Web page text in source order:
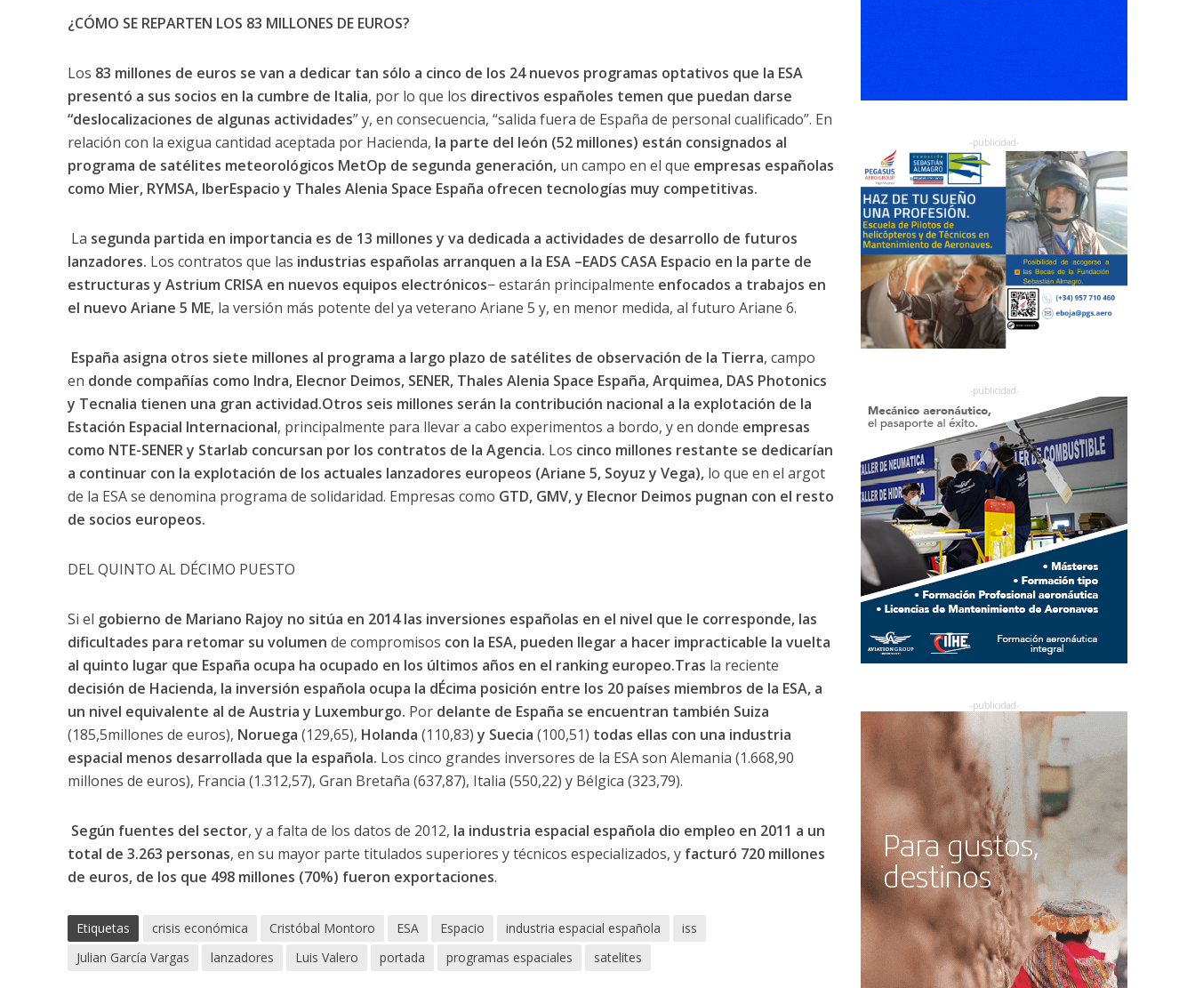
¿CÓMO SE REPARTEN LOS 83 MILLONES DE EUROS?
Los 83 millones de euros se van a dedicar tan sólo a cinco de los 24 nuevos programas optativos que la ESA
presentó a sus socios en la cumbre de Italia, por lo que los directivos españoles temen que puedan darse
“deslocalizaciones de algunas actividades” y, en consecuencia, “salida fuera de España de personal cualificado”. En
relación con la exigua cantidad aceptada por Hacienda, la parte del león (52 millones) están consignados al
programa de satélites meteorológicos MetOp de segunda generación,un campo en el que empresas españolas
como Mier, RYMSA, IberEspacio y Thales Alenia Space España ofrecen tecnologías muy competitivas.
La segunda partida en importancia es de 13 millones y va dedicada a actividades de desarrollo de futuros
lanzadores. Los contratos que las industrias españolas arranquen a la ESA –EADS CASA Espacio en la parte de
estructuras y Astrium CRISA en nuevos equipos electrónicos− estarán principalmente enfocados a trabajos en
el nuevo Ariane 5 ME, la versión más potente del ya veterano Ariane 5 y, en menor medida, al futuro Ariane 6.
España asigna otros siete millones al programa a largo plazo de satélites de observación de la Tierra, campo
en donde compañías como Indra, Elecnor Deimos, SENER, Thales Alenia Space España, Arquimea, DAS Photonics
y Tecnalia tienen una gran actividad.Otros seis millones serán la contribución nacional a la explotación de la
Estación Espacial Internacional, principalmente para llevar a cabo experimentos a bordo, y en donde empresas
como NTE-SENER y Starlab concursan por los contratos de la Agencia. Los cinco millones restante se dedicarían
a continuar con la explotación de los actuales lanzadores europeos (Ariane 5, Soyuz y Vega), lo que en el argot
de la ESA se denomina programa de solidaridad. Empresas como GTD, GMV, y Elecnor Deimos pugnan con el resto
de socios europeos.
DEL QUINTO AL DÉCIMO PUESTO
Si el gobierno de Mariano Rajoy no sitúa en 2014 las inversiones españolas en el nivel que le corresponde, las
dificultades para retomar su volumen de compromisos con la ESA, pueden llegar a hacer impracticable la vuelta
al quinto lugar que España ocupa ha ocupado en los últimos años en el ranking europeo.Tras la reciente
decisión de Hacienda, la inversión española ocupa la dÉcima posición entre los 20 países miembros de la ESA, a
un nivel equivalente al de Austria y Luxemburgo. Por delante de España se encuentran también Suiza
(185,5millones de euros), Noruega (129,65), Holanda (110,83)y Suecia (100,51) todas ellas con una industria
espacial menos desarrollada que la española. Los cinco grandes inversores de la ESA son Alemania (1.668,90
millones de euros), Francia (1.312,57), Gran Bretaña (637,87), Italia (550,22) y Bélgica (323,79).
Según fuentes del sector, y a falta de los datos de 2012, la industria espacial española dio empleo en 2011 a un
total de 3.263 personas, en su mayor parte titulados superiores y técnicos especializados, yfacturó 720 millones
de euros, de los que 498 millones (70%) fueron exportaciones.
Etiquetas crisis económica Cristóbal Montoro ESA Espacio industria espacial española
iss
Julian García Vargas
lanzadores Luis Valero portada programas espaciales satelites